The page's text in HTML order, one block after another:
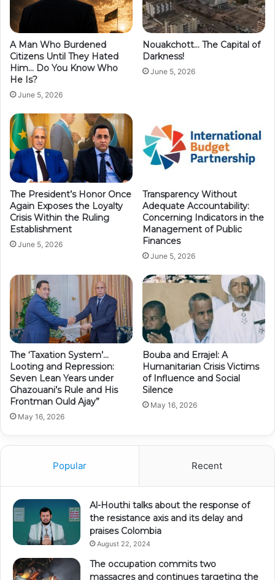
A Man Who Burdened
Citizens Until They Hated
Him… Do You Know Who
He Is?
June 5, 2026
Nouakchott… The Capital of
Darkness!
June 5, 2026
The President’s Honor Once
Again Exposes the Loyalty
Crisis Within the Ruling
Establishment
June 5, 2026
Transparency Without
Adequate Accountability:
Concerning Indicators in the
Management of Public
Finances
June 5, 2026
The ‘Taxation System’…
Looting and Repression:
Seven Lean Years under
Ghazouani’s Rule and His
Frontman Ould Ajay”
May 16, 2026
Bouba and Errajel: A
Humanitarian Crisis Victims
of Influence and Social
Silence
May 16, 2026
Popular Recent
Al-Houthi talks about the response of
the resistance axis and its delay and
praises Colombia
August 22, 2024
The occupation commits two
massacres and continues targeting the